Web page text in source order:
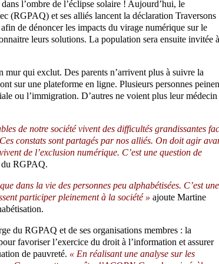
l’ombre de l’éclipse solaire ! Aujourd’hui, le
(RGPAQ) et ses alliés lancent la déclaration Traversons
de dénoncer les impacts du virage numérique sur le
leurs solutions. La population sera ensuite invitée à
qui exclut. Des parents n’arrivent plus à suivre la
sur une plateforme en ligne. Plusieurs personnes
ou l’immigration. D’autres ne voient plus leur médecin
de notre société vivent des difficultés grandissantes
constats sont partagés par nos alliés. On doit agir
de l’exclusion numérique. C’est une question de
RGPAQ.
dans la vie des personnes peu alphabétisées. C’est une
participer pleinement à la société » ajoute Martine
du RGPAQ et de ses organisations membres : la
favoriser l’exercice du droit à l’information et assurer
de pauvreté. « En réalisant une analyse sur les